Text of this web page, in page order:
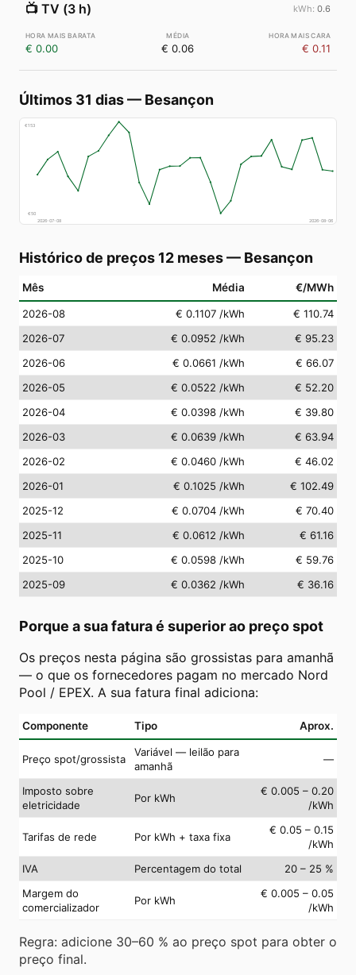
📺 TV (3 h) 0.6
€ 0.00 € 0.06 € 0.11
Últimos 31 dias— Besançon
€153
€50
2026-07-08
2026-08-06
Histórico de preços 12 meses— Besançon
Mês Média €/MWh
2026-08 € 0.1107 /kWh
€ 110.74
2026-07
€ 0.0952 /kWh
€ 95.23
2026-06
€ 0.0661 /kWh
€ 66.07
2026-05
€ 0.0522 /kWh
€ 52.20
2026-04
€ 0.0398 /kWh
€ 39.80
2026-03
€ 0.0639 /kWh
€ 63.94
2026-02
€ 0.0460 /kWh
€ 46.02
2026-01
€ 0.1025 /kWh
€ 102.49
2025-12
€ 0.0704 /kWh
€ 70.40
2025-11
€ 0.0612 /kWh
€ 61.16
2025-10
€ 0.0598 /kWh
€ 59.76
2025-09
€ 0.0362 /kWh € 36.16
Porque a sua fatura é superior ao preço spot
Os preços nesta página são grossistas para amanhã
— o que os fornecedores pagam no mercado Nord
Pool / EPEX. A sua fatura final adiciona:
Componente Tipo Aprox.
Preço spot/grossista
Variável — leilão para
amanhã
—
Imposto sobre
eletricidade
Por kWh
€ 0.005 – 0.20
/kWh
Tarifas de rede Por kWh + taxa fixa
€ 0.05 – 0.15
/kWh
IVA
Percentagem do total
20 – 25 %
Margem do
comercializador
Por kWh
€ 0.005 – 0.05
/kWh
Regra: adicione 30–60 % ao preço spot para obter o
preço final.